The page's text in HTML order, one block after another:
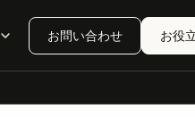
お問い合わせ お役